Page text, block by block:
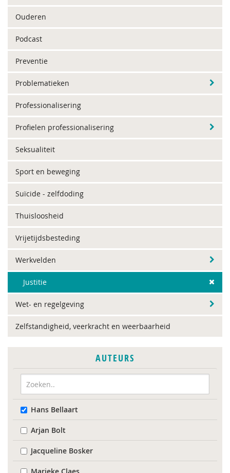
Ouderen
Podcast
Preventie
Problematieken
Professionalisering
Profielen professionalisering
Seksualiteit
Sport en beweging
Suïcide - zelfdoding
Thuisloosheid
Vrijetijdsbesteding
Werkvelden
Justitie
Wet- en regelgeving
Zelfstandigheid, veerkracht en weerbaarheid
AUTEURS
Hans Bellaart
Arjan Bolt
Jacqueline Bosker